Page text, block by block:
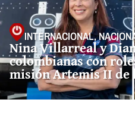
INTERNACIONAL,
Nina Villarreal y
colombianas con
misión Artemis II de